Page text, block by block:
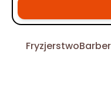
FryzjerstwoBarber